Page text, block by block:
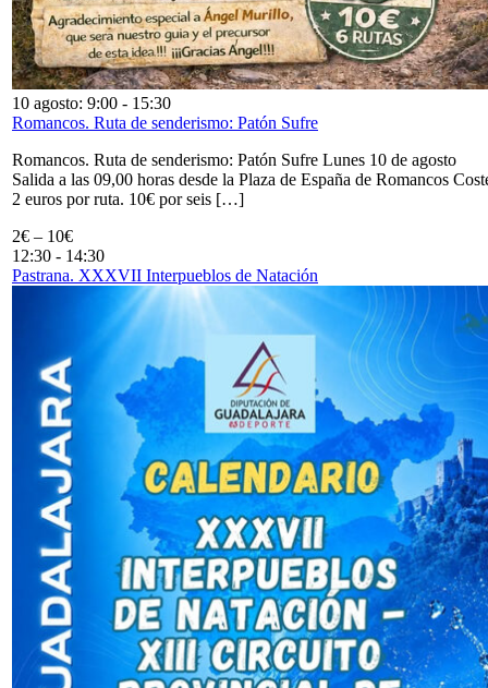
10 agosto: 9:00 - 15:30
Romancos. Ruta de senderismo: Patón Sufre
Romancos. Ruta de senderismo: Patón Sufre Lunes 10 de agosto
Salida a las 09,00 horas desde la Plaza de España de Romancos
2 euros por ruta. 10€ por seis […]
2€ – 10€
12:30 - 14:30
Pastrana. XXXVII Interpueblos de Natación